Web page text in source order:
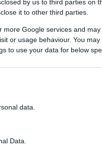
by us to third parties on
it to other third parties.
Google services and
or usage behaviour. You
to use your data for below
data.
Data.
οργής…
με δυνατούς
άνοδο της